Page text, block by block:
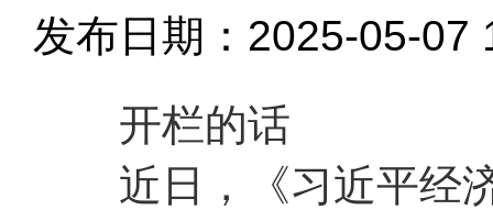
发布日期：2025-05-07
开栏的话
近日，《习近平经济